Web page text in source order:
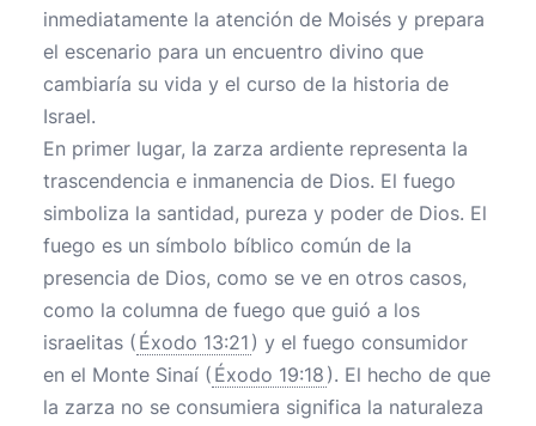
inmediatamente la atención de Moisés y prepara
el escenario para un encuentro divino que
cambiaría su vida y el curso de la historia de
Israel.
En primer lugar, la zarza ardiente representa la
trascendencia e inmanencia de Dios. El fuego
simboliza la santidad, pureza y poder de Dios. El
fuego es un símbolo bíblico común de la
presencia de Dios, como se ve en otros casos,
como la columna de fuego que guió a los
israelitas ( Éxodo 13:21 ) y el fuego consumidor
en el Monte Sinaí ( Éxodo 19:18 ). El hecho de que
la zarza no se consumiera significa la naturaleza